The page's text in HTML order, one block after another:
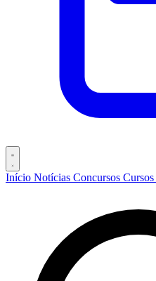
Início Notícias Concursos Cursos